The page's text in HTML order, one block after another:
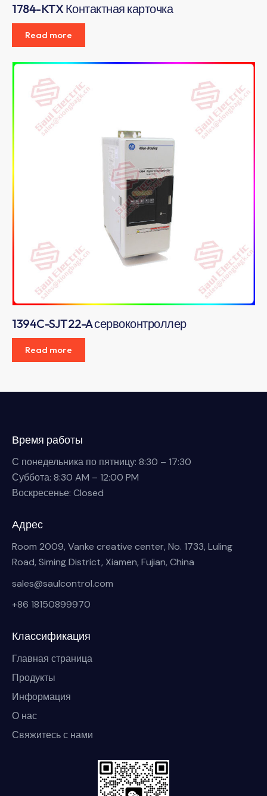
1784-KTX Контактная карточка
Read more
1394C-SJT22-A сервоконтроллер
Read more
Время работы
С понедельника по пятницу: 8:30 – 17:30
Суббота: 8:30 AM – 12:00 PM
Воскресенье: Closed
Адрес
Room 2009, Vanke creative center, No. 1733, Luling
Road, Siming District, Xiamen, Fujian, China
sales@saulcontrol.com
+86 18150899970
Классификация
Главная страница
Продукты
Информация
О нас
Свяжитесь с нами